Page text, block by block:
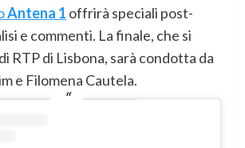
Antena 1 offrirà speciali post-
e commenti. La finale, che si
RTP di Lisbona, sarà condotta da
e Filomena Cautela.